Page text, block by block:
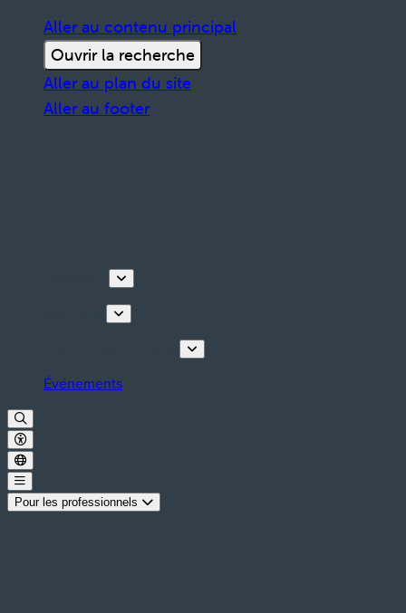
Aller au contenu principal
Ouvrir la recherche
Aller au plan du site
Aller au footer
Événements
Pour les professionnels